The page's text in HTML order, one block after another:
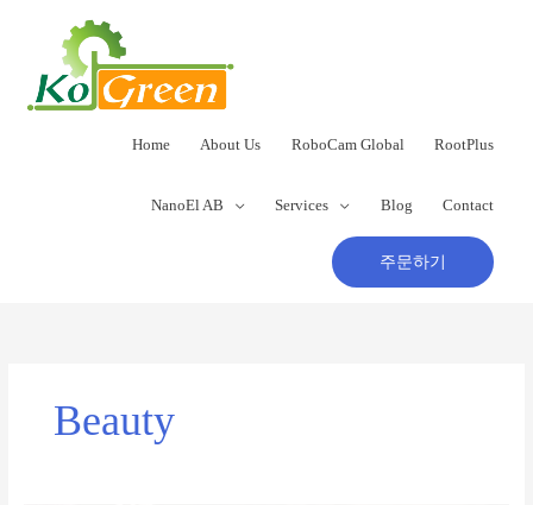
Home About Us RoboCam Global RootPlus
NanoEl AB Services Blog Contact
주문하기
Beauty